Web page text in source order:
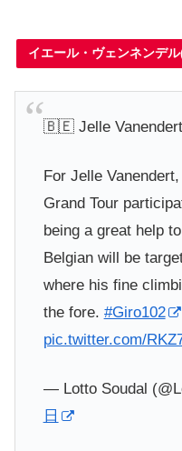
イエール・ヴェンネンデ
🇧🇪 Jelle
For Jelle
Grand Tour
being a great help
Belgian will be
where his fine
the fore. #Giro102
pic.twitter.com/
— Lotto Soudal
日